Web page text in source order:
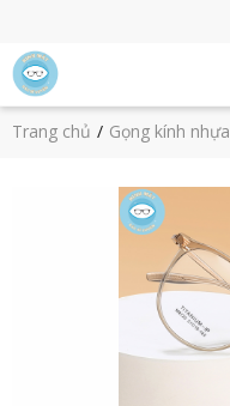
Trang chủ Gọng kính nhựa